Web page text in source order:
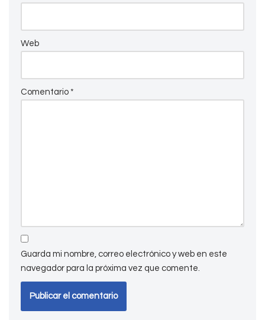
Web
Comentario *
Guarda mi nombre, correo electrónico y web en este
navegador para la próxima vez que comente.